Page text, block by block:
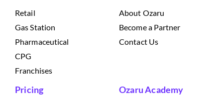
Retail
Gas Station
Pharmaceutical
CPG
Franchises
About Ozaru
Become a Partner
Contact Us
Pricing Ozaru Academy